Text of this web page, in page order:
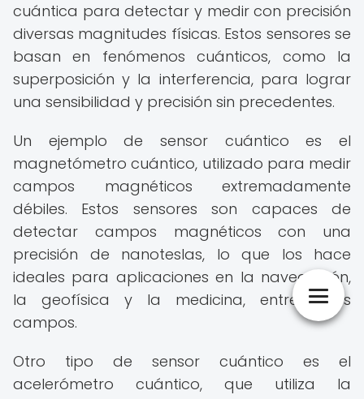
cuántica para detectar y medir con precisión
diversas magnitudes físicas. Estos sensores se
basan en fenómenos cuánticos, como la
superposición y la interferencia, para lograr
una sensibilidad y precisión sin precedentes.
Un ejemplo de sensor cuántico es el
magnetómetro cuántico, utilizado para medir
campos magnéticos extremadamente
débiles. Estos sensores son capaces de
detectar campos magnéticos con una
precisión de nanoteslas, lo que los hace
ideales para aplicaciones en la navegación,
la geofísica y la medicina, entre otros
campos.
Otro tipo de sensor cuántico es el
acelerómetro cuántico, que utiliza la